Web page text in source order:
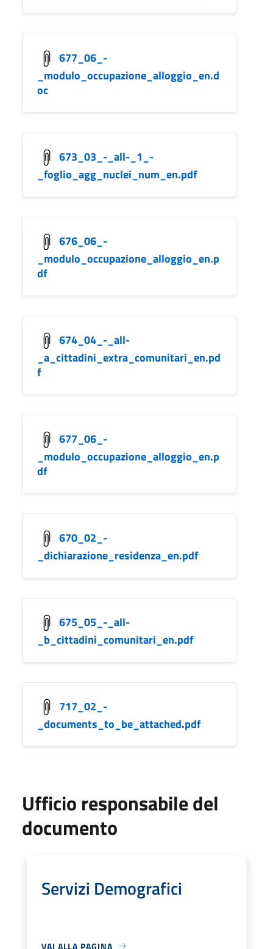
677_06_-
_modulo_occupazione_alloggio_en.d
oc
673_03_-_all-_1_-
_foglio_agg_nuclei_num_en.pdf
676_06_-
_modulo_occupazione_alloggio_en.p
df
674_04_-_all-
_a_cittadini_extra_comunitari_en.pd
f
677_06_-
_modulo_occupazione_alloggio_en.p
df
670_02_-
_dichiarazione_residenza_en.pdf
675_05_-_all-
_b_cittadini_comunitari_en.pdf
717_02_-
_documents_to_be_attached.pdf
Ufficio responsabile del
documento
Servizi Demografici
VAI ALLA PAGINA